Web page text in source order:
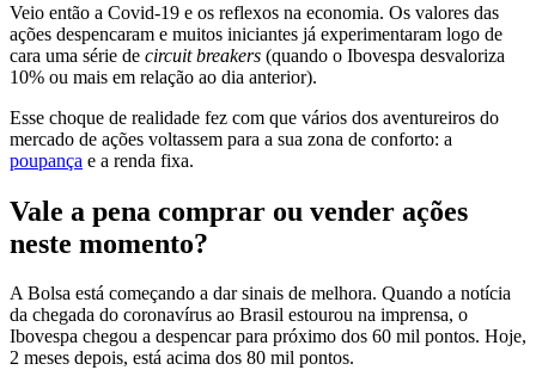
Veio então a Covid-19 e os reflexos na economia. Os valores das
ações despencaram e muitos iniciantes já experimentaram logo de
cara uma série de circuit breakers (quando o Ibovespa desvaloriza
10% ou mais em relação ao dia anterior).
Esse choque de realidade fez com que vários dos aventureiros do
mercado de ações voltassem para a sua zona de conforto: a
poupança e a renda fixa.
Vale a pena comprar ou vender ações
neste momento?
A Bolsa está começando a dar sinais de melhora. Quando a notícia
da chegada do coronavírus ao Brasil estourou na imprensa, o
Ibovespa chegou a despencar para próximo dos 60 mil pontos. Hoje,
2 meses depois, está acima dos 80 mil pontos.